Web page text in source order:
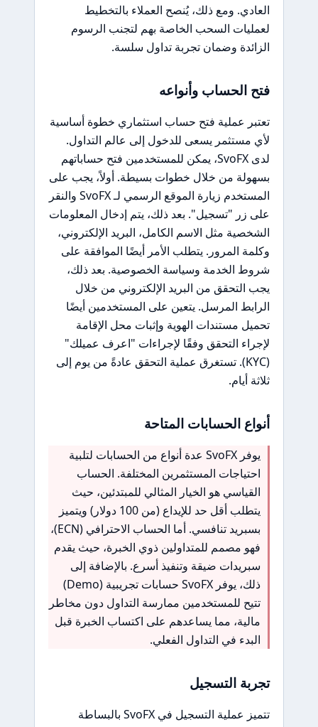
العادي. ومع ذلك، يُنصح العملاء بالتخطيط
لعمليات السحب الخاصة بهم لتجنب الرسوم
الزائدة وضمان تجربة تداول سلسة.
فتح الحساب وأنواعه
تعتبر عملية فتح حساب استثماري خطوة أساسية
لأي مستثمر يسعى للدخول إلى عالم التداول.
لدى SvoFX، يمكن للمستخدمين فتح حساباتهم
بسهولة من خلال خطوات بسيطة. أولاً، يجب على
المستخدم زيارة الموقع الرسمي لـ SvoFX والنقر
على زر "تسجيل". بعد ذلك، يتم إدخال المعلومات
الشخصية مثل الاسم الكامل، البريد الإلكتروني،
وكلمة المرور. يتطلب الأمر أيضًا الموافقة على
شروط الخدمة وسياسة الخصوصية. بعد ذلك،
يجب التحقق من البريد الإلكتروني من خلال
الرابط المرسل. يتعين على المستخدمين أيضًا
تحميل مستندات الهوية وإثبات محل الإقامة
لإجراء التحقق وفقًا لإجراءات "اعرف عميلك"
(KYC). تستغرق عملية التحقق عادةً من يوم إلى
ثلاثة أيام.
أنواع الحسابات المتاحة
يوفر SvoFX عدة أنواع من الحسابات لتلبية
احتياجات المستثمرين المختلفة. الحساب
القياسي هو الخيار المثالي للمبتدئين، حيث
يتطلب أقل حد للإيداع (من 100 دولار) ويتميز
بسبريد تنافسي. أما الحساب الاحترافي (ECN)،
فهو مصمم للمتداولين ذوي الخبرة، حيث يقدم
سبريدات ضيقة وتنفيذ أسرع. بالإضافة إلى
ذلك، يوفر SvoFX حسابات تجريبية (Demo)
تتيح للمستخدمين ممارسة التداول دون مخاطر
مالية، مما يساعدهم على اكتساب الخبرة قبل
البدء في التداول الفعلي.
تجربة التسجيل
تتميز عملية التسجيل في SvoFX بالبساطة